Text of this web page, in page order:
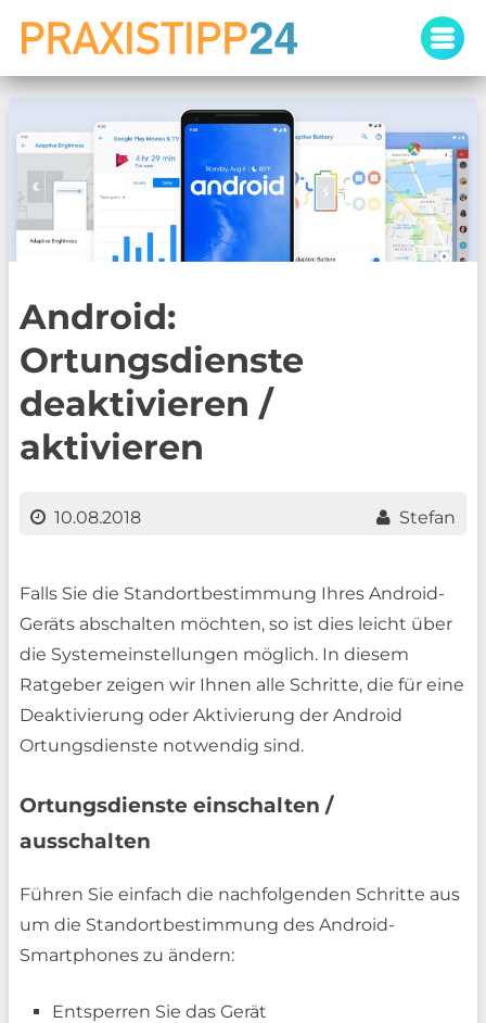
content
Android:
Ortungsdienste
deaktivieren /
aktivieren
10.08.2018 Stefan
Falls Sie die Standortbestimmung Ihres Android-
Geräts abschalten möchten, so ist dies leicht über
die Systemeinstellungen möglich. In diesem
Ratgeber zeigen wir Ihnen alle Schritte, die für eine
Deaktivierung oder Aktivierung der Android
Ortungsdienste notwendig sind.
Ortungsdienste einschalten /
ausschalten
Führen Sie einfach die nachfolgenden Schritte aus
um die Standortbestimmung des Android-
Smartphones zu ändern:
Entsperren Sie das Gerät